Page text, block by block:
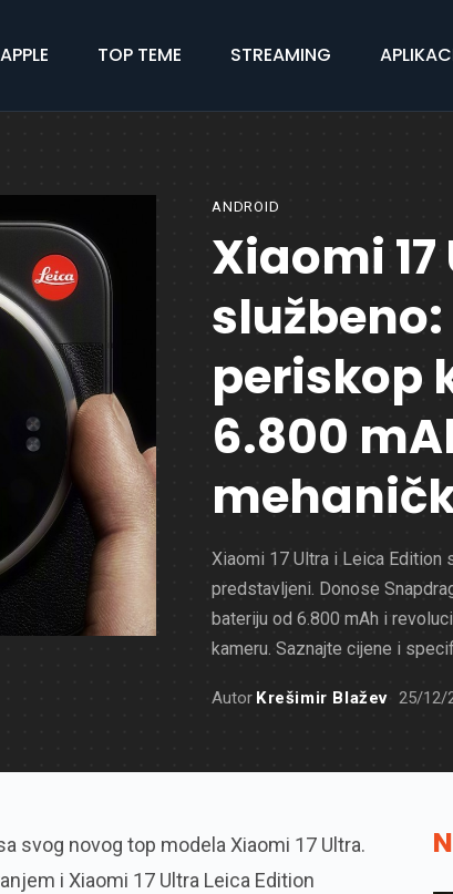
APPLE TOP TEME STREAMING
ANDROID
Xiaomi
službeno:
periskop
6.800
Xiaomi 17 Ultra i Leica Edition
predstavljeni. Donose
bateriju od 6.800 mAh i
kameru. Saznajte cijene i
Autor Krešimir Blažev 25/12/
svog novog top modela Xiaomi 17 Ultra.
i Xiaomi 17 Ultra Leica Edition